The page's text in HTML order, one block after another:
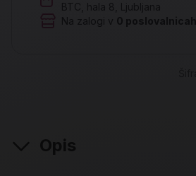
BTC, hala 8, Ljubljana
Na zalogi v 0 poslovalnicah
Opis